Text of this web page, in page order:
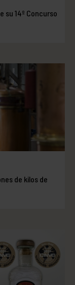
su 14º Concurso
de kilos de